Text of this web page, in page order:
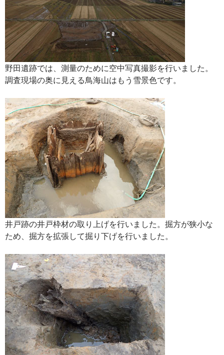
野田遺跡では、測量のために空中写真撮影を行いました。
調査現場の奥に見える鳥海山はもう雪景色です。
井戸跡の井戸枠材の取り上げを行いました。掘方が狭小な
ため、掘方を拡張して掘り下げを行いました。